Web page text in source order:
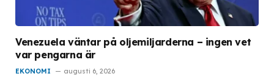
Venezuela väntar på oljemiljarderna – ingen vet
var pengarna är
EKONOMI augusti 6, 2026